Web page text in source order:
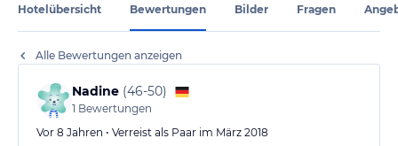
Hotelübersicht Bewertungen Bilder Fragen
Alle Bewertungen anzeigen
Nadine (46-50)
1 Bewertungen
Vor 8 Jahren • Verreist als Paar im März 2018